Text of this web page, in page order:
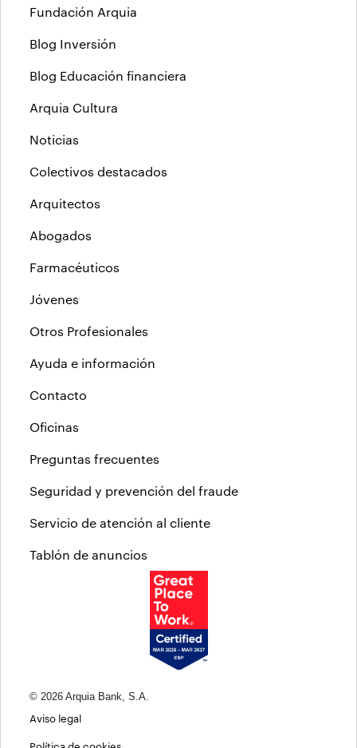
Fundación Arquia
Blog Inversión
Blog Educación financiera
Arquia Cultura
Noticias
Colectivos destacados
Arquitectos
Abogados
Farmacéuticos
Jóvenes
Otros Profesionales
Ayuda e información
Contacto
Oficinas
Preguntas frecuentes
Seguridad y prevención del fraude
Servicio de atención al cliente
Tablón de anuncios
© 2026 Arquia Bank, S.A.
Aviso legal